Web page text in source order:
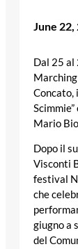
June 22,
Dal 25 al
Concato,
Mario
Dopo il
Visconti
festival
che
giugnoa
del